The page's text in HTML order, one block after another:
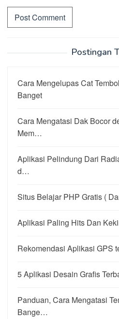
Postingan
Cara Mengelupas Cat
Banget
Cara Mengatasi Dak Bocor
Mem…
Aplikasi Pelindung Dari
d…
Situs Belajar PHP Gratis (
Aplikasi Paling Hits Dan
Rekomendasi Aplikasi GPS
5 Aplikasi Desain Grafis
Panduan, Cara Mengatasi
Bange…